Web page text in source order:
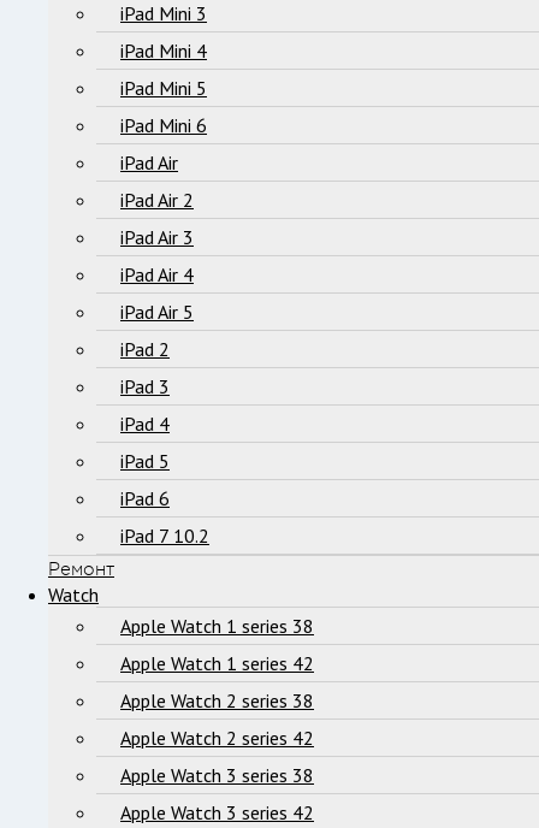
iPad Mini 3
iPad Mini 4
iPad Mini 5
iPad Mini 6
iPad Air
iPad Air 2
iPad Air 3
iPad Air 4
iPad Air 5
iPad 2
iPad 3
iPad 4
iPad 5
iPad 6
iPad 7 10.2
Ремонт
Watch
Apple Watch 1 series 38
Apple Watch 1 series 42
Apple Watch 2 series 38
Apple Watch 2 series 42
Apple Watch 3 series 38
Apple Watch 3 series 42